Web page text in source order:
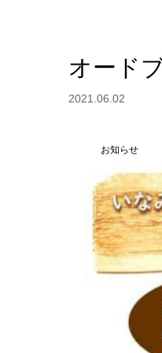
オード
2021.06.02
お知らせ